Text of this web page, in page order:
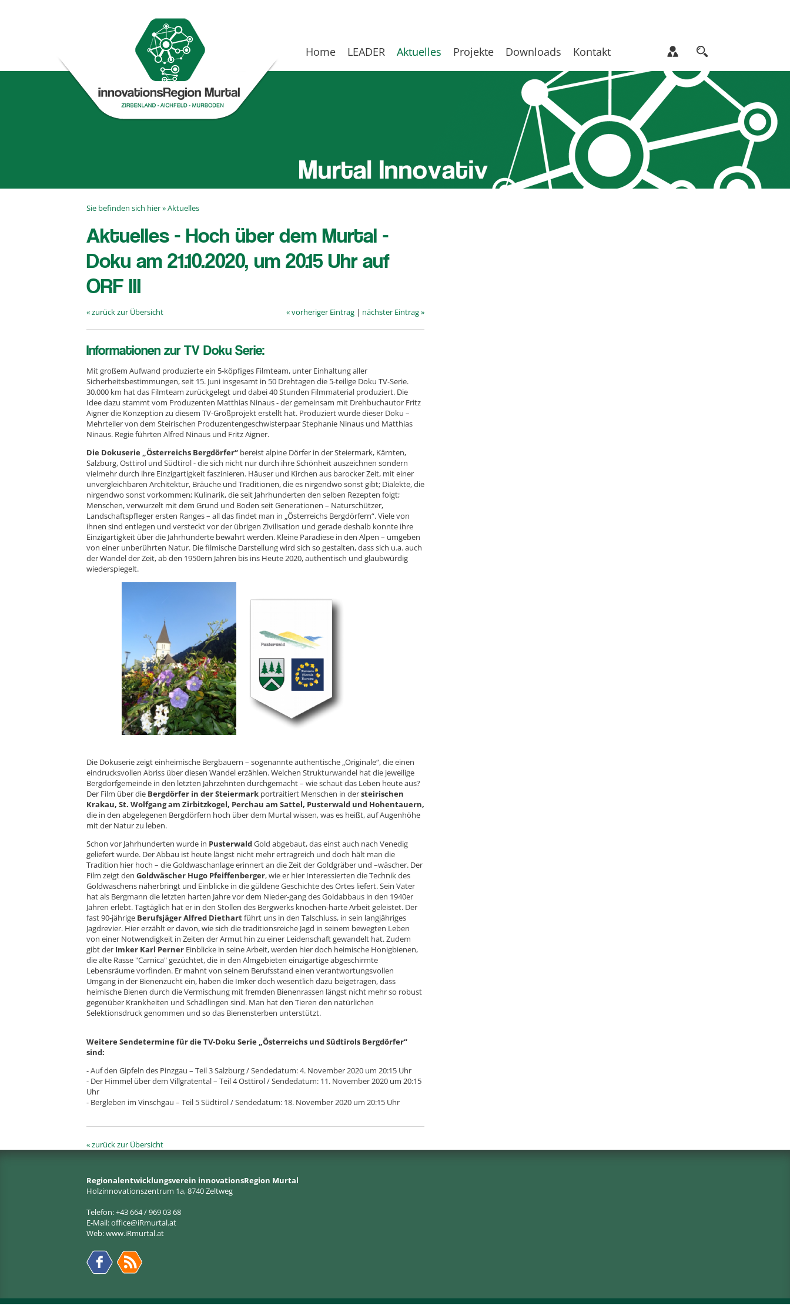
Home LEADER Aktuelles Projekte Downloads Kontakt
Sie befinden sich hier »Aktuelles
Aktuelles - Hoch über dem Murtal -
Doku am 21.10.2020, um 20.15 Uhr auf
ORF III
« zurück zur Übersicht « vorheriger Eintrag | nächster Eintrag »
Informationen zur TV Doku Serie:
Mit großem Aufwand produzierte ein 5-köpfiges Filmteam, unter Einhaltung aller
Sicherheitsbestimmungen, seit 15. Juni insgesamt in 50 Drehtagen die 5-teilige Doku TV-Serie.
30.000 km hat das Filmteam zurückgelegt und dabei 40 Stunden Filmmaterial produziert. Die
Idee dazu stammt vom Produzenten Matthias Ninaus - der gemeinsam mit Drehbuchautor Fritz
Aigner die Konzeption zu diesem TV-Großprojekt erstellt hat. Produziert wurde dieser Doku –
Mehrteiler von dem Steirischen Produzentengeschwisterpaar Stephanie Ninaus und Matthias
Ninaus. Regie führten Alfred Ninaus und Fritz Aigner.
Die Dokuserie „Österreichs Bergdörfer“ bereist alpine Dörfer in der Steiermark, Kärnten,
Salzburg, Osttirol und Südtirol - die sich nicht nur durch ihre Schönheit auszeichnen sondern
vielmehr durch ihre Einzigartigkeit faszinieren. Häuser und Kirchen aus barocker Zeit, mit einer
unvergleichbaren Architektur, Bräuche und Traditionen, die es nirgendwo sonst gibt; Dialekte, die
nirgendwo sonst vorkommen; Kulinarik, die seit Jahrhunderten den selben Rezepten folgt;
Menschen, verwurzelt mit dem Grund und Boden seit Generationen – Naturschützer,
Landschaftspfleger ersten Ranges – all das findet man in „Österreichs Bergdörfern“. Viele von
ihnen sind entlegen und versteckt vor der übrigen Zivilisation und gerade deshalb konnte ihre
Einzigartigkeit über die Jahrhunderte bewahrt werden. Kleine Paradiese in den Alpen – umgeben
von einer unberührten Natur. Die filmische Darstellung wird sich so gestalten, dass sich u.a. auch
der Wandel der Zeit, ab den 1950ern Jahren bis ins Heute 2020, authentisch und glaubwürdig
wiederspiegelt.
Die Dokuserie zeigt einheimische Bergbauern – sogenannte authentische „Originale“, die einen
eindrucksvollen Abriss über diesen Wandel erzählen. Welchen Strukturwandel hat die jeweilige
Bergdorfgemeinde in den letzten Jahrzehnten durchgemacht – wie schaut das Leben heute aus?
Der Film über die Bergdörfer in der Steiermark portraitiert Menschen in dersteirischen
Krakau, St. Wolfgang am Zirbitzkogel, Perchau am Sattel, Pusterwald und Hohentauern,
die in den abgelegenen Bergdörfern hoch über dem Murtal wissen, was es heißt, auf Augenhöhe
mit der Natur zu leben.
Schon vor Jahrhunderten wurde in PusterwaldGold abgebaut, das einst auch nach Venedig
geliefert wurde. Der Abbau ist heute längst nicht mehr ertragreich und doch hält man die
Tradition hier hoch – die Goldwaschanlage erinnert an die Zeit der Goldgräber und –wäscher. Der
Film zeigt den Goldwäscher Hugo Pfeiffenberger, wie er hier Interessierten die Technik des
Goldwaschens näherbringt und Einblicke in die güldene Geschichte des Ortes liefert. Sein Vater
hat als Bergmann die letzten harten Jahre vor dem Nieder-gang des Goldabbaus in den 1940er
Jahren erlebt. Tagtäglich hat er in den Stollen des Bergwerks knochen-harte Arbeit geleistet. Der
fast 90-jährige Berufsjäger Alfred Diethartführt uns in den Talschluss, in sein langjähriges
Jagdrevier. Hier erzählt er davon, wie sich die traditionsreiche Jagd in seinem bewegten Leben
von einer Notwendigkeit in Zeiten der Armut hin zu einer Leidenschaft gewandelt hat. Zudem
gibt der Imker Karl Perner Einblicke in seine Arbeit, werden hier doch heimische Honigbienen,
die alte Rasse "Carnica" gezüchtet, die in den Almgebieten einzigartige abgeschirmte
Lebensräume vorfinden. Er mahnt von seinem Berufsstand einen verantwortungsvollen
Umgang in der Bienenzucht ein, haben die Imker doch wesentlich dazu beigetragen, dass
heimische Bienen durch die Vermischung mit fremden Bienenrassen längst nicht mehr so robust
gegenüber Krankheiten und Schädlingen sind. Man hat den Tieren den natürlichen
Selektionsdruck genommen und so das Bienensterben unterstützt.
Weitere Sendetermine für die TV-Doku Serie „Österreichs und Südtirols Bergdörfer“
sind:
- Auf den Gipfeln des Pinzgau – Teil 3 Salzburg / Sendedatum: 4. November 2020 um 20:15 Uhr
- Der Himmel über dem Villgratental – Teil 4 Osttirol / Sendedatum: 11. November 2020 um 20:15
Uhr
- Bergleben im Vinschgau – Teil 5 Südtirol / Sendedatum: 18. November 2020 um 20:15 Uhr
« zurück zur Übersicht
Regionalentwicklungsverein innovationsRegion Murtal
Holzinnovationszentrum 1a, 8740 Zeltweg
Telefon: +43 664 / 969 03 68
E-Mail:office@iRmurtal.at
Web:www.iRmurtal.at